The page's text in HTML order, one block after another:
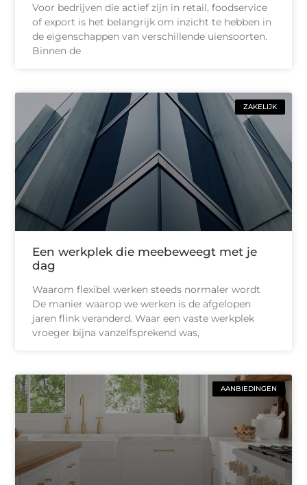
Voor bedrijven die actief zijn in retail, foodservice
of export is het belangrijk om inzicht te hebben in
de eigenschappen van verschillende uiensoorten.
Binnen de
ZAKELIJK
Een werkplek die meebeweegt met je
dag
Waarom flexibel werken steeds normaler wordt
De manier waarop we werken is de afgelopen
jaren flink veranderd. Waar een vaste werkplek
vroeger bijna vanzelfsprekend was,
AANBIEDINGEN